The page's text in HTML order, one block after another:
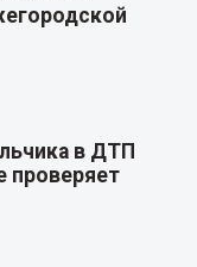
в ДТП
проверяет